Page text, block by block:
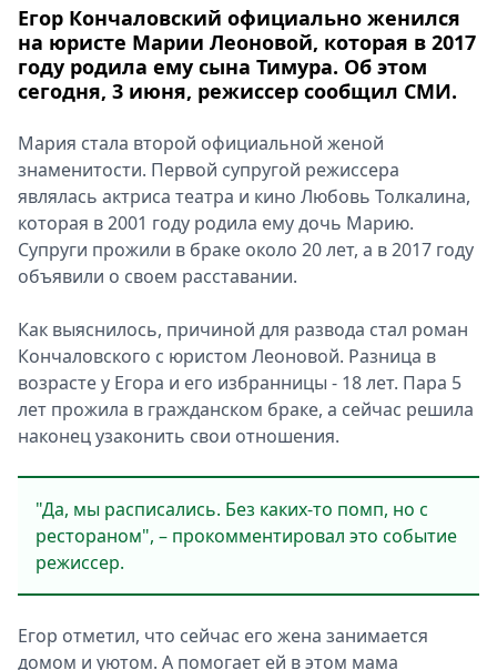
Скачай
Metro
Егор Кончаловский официально женился
на юристе Марии Леоновой, которая в 2017
году родила ему сына Тимура. Об этом
сегодня, 3 июня, режиссер сообщил СМИ.
Мария стала второй официальной женой
знаменитости. Первой супругой режиссера
являлась актриса театра и кино Любовь Толкалина,
которая в 2001 году родила ему дочь Марию.
Супруги прожили в браке около 20 лет, а в 2017 году
объявили о своем расставании.
Как выяснилось, причиной для развода стал роман
Кончаловского с юристом Леоновой. Разница в
возрасте у Егора и его избранницы - 18 лет. Пара 5
лет прожила в гражданском браке, а сейчас решила
наконец узаконить свои отношения.
"Да, мы расписались. Без каких-то помп, но с
рестораном", – прокомментировал это событие
режиссер.
Егор отметил, что сейчас его жена занимается
домом и уютом. А помогает ей в этом мама